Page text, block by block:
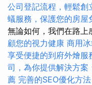
公司登記流程，輕鬆創
蟻服務，保護您的房屋
無論如何，我們在路上
顧您的視力健康 商用
享受便捷的到府外燴服
司，為你提供解決方案
薦 完善的SEO優化方法